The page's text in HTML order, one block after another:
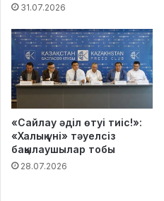
31.07.2026
«Сайлау әділ өтуі тиіс!»:
«Халық үні» тәуелсіз
бақылаушылар тобы
28.07.2026